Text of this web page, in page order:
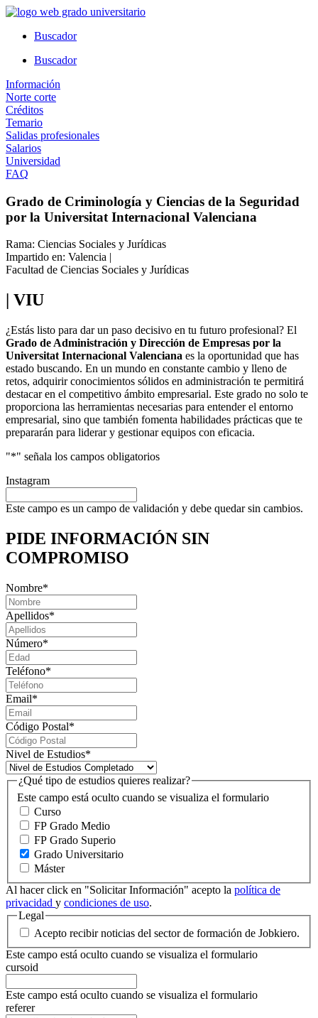
Ir
contenidoBuscador
Buscador
Información
Norte corte
Créditos
Temario
Salidas profesionales
Salarios
Universidad
FAQ
Grado de Criminología y Ciencias de la Seguridad
por la Universitat Internacional Valenciana
Rama: Ciencias Sociales y Jurídicas
Impartido en: Valencia |
Facultad de Ciencias Sociales y Jurídicas
| VIU
¿Estás listo para dar un paso decisivo en tu futuro profesional? El
Grado de Administración y Dirección de Empresas por la
Universitat Internacional Valenciana es la oportunidad que has
estado buscando. En un mundo en constante cambio y lleno de
retos, adquirir conocimientos sólidos en administración te permitirá
destacar en el competitivo ámbito empresarial. Este grado no solo te
proporciona las herramientas necesarias para entender el entorno
empresarial, sino que también fomenta habilidades prácticas que te
prepararán para liderar y gestionar equipos con eficacia.
"*" señala los campos obligatorios
Instagram
Este campo es un campo de validación y debe quedar sin cambios.
PIDE INFORMACIÓN SIN
COMPROMISO
Nombre*
Apellidos*
Número*
Teléfono*
Email*
Código Postal*
Nivel de Estudios*
Este campo está oculto cuando se visualiza el formulario
¿Qué tipo de estudios quieres realizar?
Curso
FP Grado Medio
FP Grado Superio
Grado Universitario
Máster
Al hacer click en "Solicitar Información" acepto la política de
privacidad y condiciones de uso.
Legal
Acepto recibir noticias del sector de formación de Jobkiero.
Este campo está oculto cuando se visualiza el formulario
cursoid
Este campo está oculto cuando se visualiza el formulario
referer